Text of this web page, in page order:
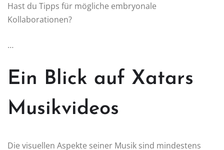
Hast du Tipps für mögliche embryonale
Kollaborationen?
…
Ein Blick auf Xatars
Musikvideos
Die visuellen Aspekte seiner Musik sind mindestens